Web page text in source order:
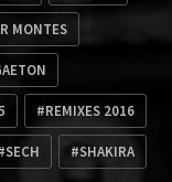
MONTES
REMIXES 2016
SECH SHAKIRA